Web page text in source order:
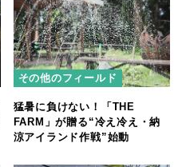
その他のフィールド
猛暑に負けない！「THE
FARM」が贈る“冷え冷え・納
涼アイランド作戦”始動